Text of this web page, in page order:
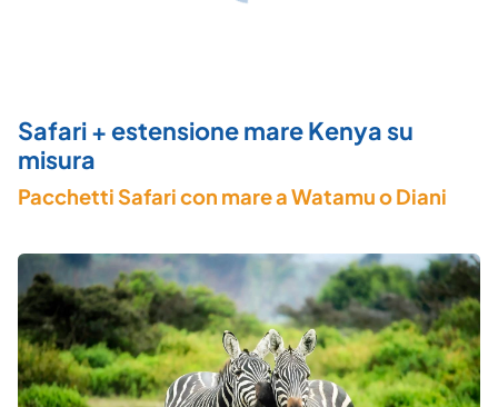
Safari + estensione mare Kenya su
misura
Pacchetti Safari con mare a Watamu o Diani